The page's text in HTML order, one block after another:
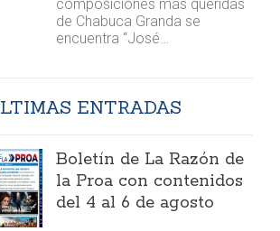
composiciones más queridas
de Chabuca Granda se
encuentra “José…
ENTRADAS
Boletín de La Razón de
la Proa con contenidos
del 4 al 6 de agosto